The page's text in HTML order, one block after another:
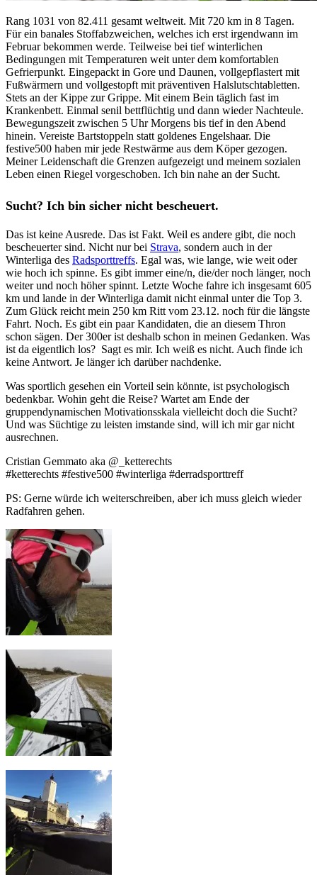
Rang 1031 von 82.411 gesamt weltweit. Mit 720 km in 8 Tagen.
Für ein banales Stoffabzweichen, welches ich erst irgendwann im
Februar bekommen werde. Teilweise bei tief winterlichen
Bedingungen mit Temperaturen weit unter dem komfortablen
Gefrierpunkt. Eingepackt in Gore und Daunen, vollgepflastert mit
Fußwärmern und vollgestopft mit präventiven Halslutschtabletten.
Stets an der Kippe zur Grippe. Mit einem Bein täglich fast im
Krankenbett. Einmal senil bettflüchtig und dann wieder Nachteule.
Bewegungszeit zwischen 5 Uhr Morgens bis tief in den Abend
hinein. Vereiste Bartstoppeln statt goldenes Engelshaar. Die
festive500 haben mir jede Restwärme aus dem Köper gezogen.
Meiner Leidenschaft die Grenzen aufgezeigt und meinem sozialen
Leben einen Riegel vorgeschoben. Ich bin nahe an der Sucht.
Sucht? Ich bin sicher nicht bescheuert.
Das ist keine Ausrede. Das ist Fakt. Weil es andere gibt, die noch
bescheuerter sind. Nicht nur bei Strava, sondern auch in der
Winterliga des Radsporttreffs. Egal was, wie lange, wie weit oder
wie hoch ich spinne. Es gibt immer eine/n, die/der noch länger, noch
weiter und noch höher spinnt. Letzte Woche fahre ich insgesamt 605
km und lande in der Winterliga damit nicht einmal unter die Top 3.
Zum Glück reicht mein 250 km Ritt vom 23.12. noch für die längste
Fahrt. Noch. Es gibt ein paar Kandidaten, die an diesem Thron
schon sägen. Der 300er ist deshalb schon in meinen Gedanken. Was
ist da eigentlich los? Sagt es mir. Ich weiß es nicht. Auch finde ich
keine Antwort. Je länger ich darüber nachdenke.
Was sportlich gesehen ein Vorteil sein könnte, ist psychologisch
bedenkbar. Wohin geht die Reise? Wartet am Ende der
gruppendynamischen Motivationsskala vielleicht doch die Sucht?
Und was Süchtige zu leisten imstande sind, will ich mir gar nicht
ausrechnen.
Cristian Gemmato aka @_ketterechts
#ketterechts #festive500 #winterliga #derradsporttreff
PS: Gerne würde ich weiterschreiben, aber ich muss gleich wieder
Radfahren gehen.